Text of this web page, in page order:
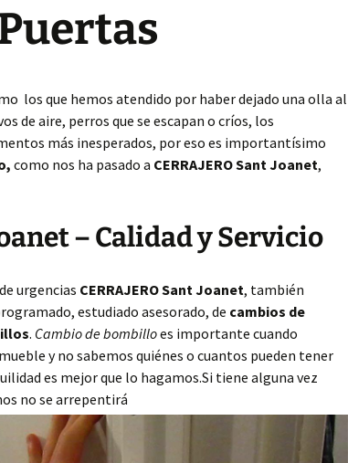
los que hemos atendido por haber dejado una olla al
de aire, perros que se escapan o críos, los
más inesperados, por eso es importantísimo
como nos ha pasado a CERRAJERO Sant Joanet,
– Calidad y Servicio
urgencias CERRAJERO Sant Joanet, también
estudiado asesorado, de cambios de
. Cambio de bombilloes importante cuando
y no sabemos quiénes o cuantos pueden tener
es mejor que lo hagamos.Si tiene alguna vez
no se arrepentirá